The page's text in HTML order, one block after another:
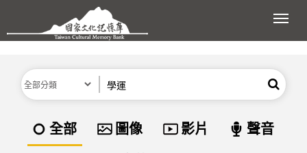
跳到主要內容區塊
展
分類 搜尋
資料類型
全部 圖像 影片 聲音